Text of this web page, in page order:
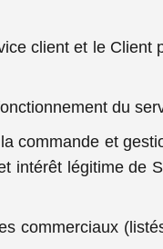
client et le Client
du
commande et
intérêt légitime de
commerciaux